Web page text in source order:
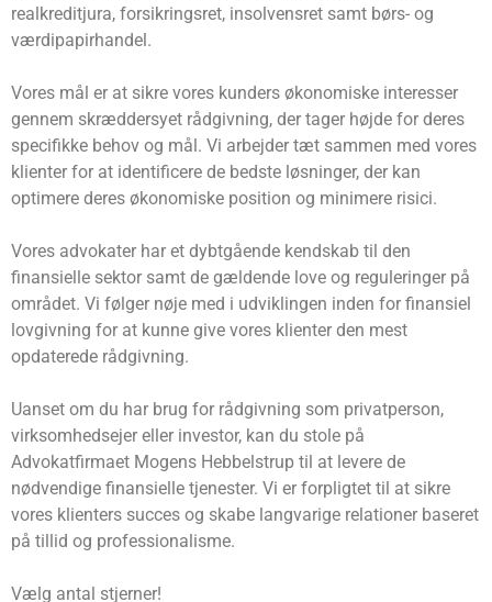
realkreditjura, forsikringsret, insolvensret samt børs- og
værdipapirhandel.
Vores mål er at sikre vores kunders økonomiske interesser
gennem skræddersyet rådgivning, der tager højde for deres
specifikke behov og mål. Vi arbejder tæt sammen med vores
klienter for at identificere de bedste løsninger, der kan
optimere deres økonomiske position og minimere risici.
Vores advokater har et dybtgående kendskab til den
finansielle sektor samt de gældende love og reguleringer på
området. Vi følger nøje med i udviklingen inden for finansiel
lovgivning for at kunne give vores klienter den mest
opdaterede rådgivning.
Uanset om du har brug for rådgivning som privatperson,
virksomhedsejer eller investor, kan du stole på
Advokatfirmaet Mogens Hebbelstrup til at levere de
nødvendige finansielle tjenester. Vi er forpligtet til at sikre
vores klienters succes og skabe langvarige relationer baseret
på tillid og professionalisme.
Vælg antal stjerner!